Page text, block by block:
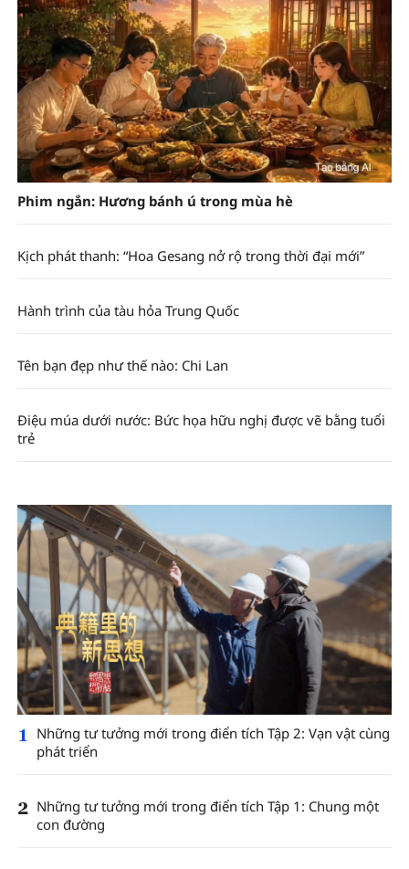
Phim ngắn: Hương bánh ú trong mùa hè
Kịch phát thanh: “Hoa Gesang nở rộ trong thời đại mới”
Hành trình của tàu hỏa Trung Quốc
Tên bạn đẹp như thế nào: Chi Lan
Điệu múa dưới nước: Bức họa hữu nghị được vẽ bằng tuổi
trẻ
1
Những tư tưởng mới trong điển tích Tập 2: Vạn vật cùng
phát triển
2 Những tư tưởng mới trong điển tích Tập 1: Chung một
con đường